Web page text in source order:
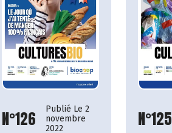
N°126
Publié Le 2
novembre
2022
N°125